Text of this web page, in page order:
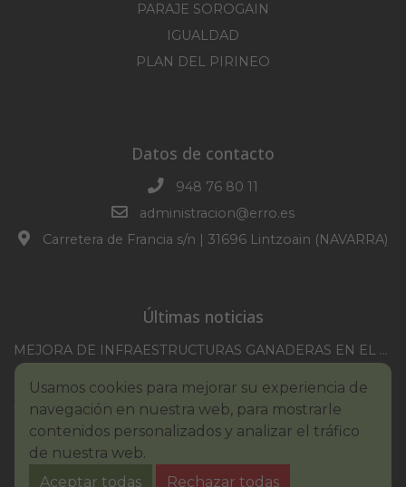
PARAJE SOROGAIN
IGUALDAD
PLAN DEL PIRINEO
Datos de contacto
948 76 80 11
administracion@erro.es
Carretera de Francia s/n | 31696 Lintzoain (NAVARRA)
Últimas noticias
MEJORA DE INFRAESTRUCTURAS GANADERAS EN EL TM DE ERRO CAMPAÑA 2025-2026
BASES III. CONCURSO PINTURA – ERROIBARKO EGUNA
BANDO – CONSUMO RESPONSABLE DEL AGUA
IMCV 2026
Usamos cookies para mejorar su experiencia de
navegación en nuestra web, para mostrarle
contenidos personalizados y analizar el tráfico
de nuestra web.
Aceptar todas
Rechazar todas